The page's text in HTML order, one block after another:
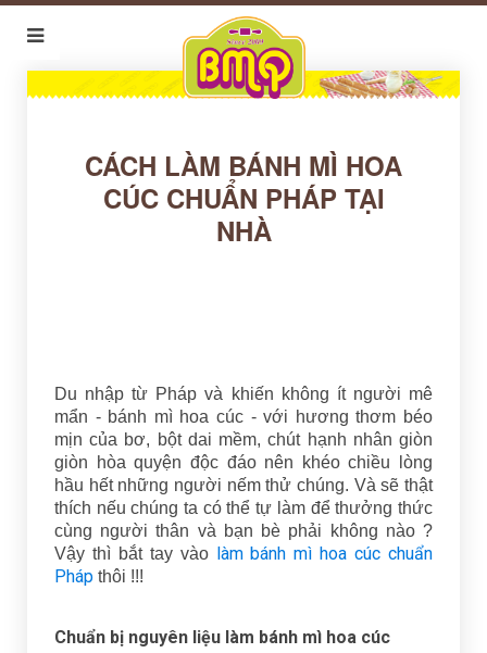
CÁCH LÀM BÁNH MÌ HOA
CÚC CHUẨN PHÁP TẠI
NHÀ
Du nhập từ Pháp và khiến không ít người mê
mẩn - bánh mì hoa cúc - với hương thơm béo
mịn của bơ, bột dai mềm, chút hạnh nhân giòn
giòn hòa quyện độc đáo nên khéo chiều lòng
hầu hết những người nếm thử chúng. Và sẽ thật
thích nếu chúng ta có thể tự làm để thưởng thức
cùng người thân và bạn bè phải không nào ?
Vậy thì bắt tay vào
làm bánh mì hoa cúc chuẩn
Pháp thôi !!!
Chuẩn bị nguyên liệu làm bánh mì hoa cúc